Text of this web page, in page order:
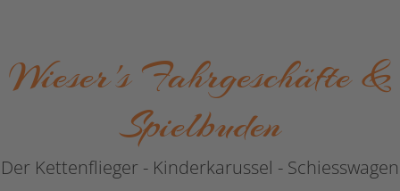
Wieser's Fahrgeschäfte &
Spielbuden
Der Kettenflieger - Kinderkarussel - Schiesswagen